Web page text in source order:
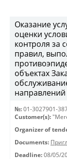
Оказание
оценки
контроля за
правил,
объектах
направлений
№: 01-3027901-
Customer(s):
Organizer of
Documents:
Deadline: 08/05/